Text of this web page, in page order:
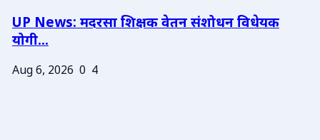
UP News: मदरसा शिक्षक वेतन संशोधन विधेयक
योगी...
Aug 6, 2026 0 4